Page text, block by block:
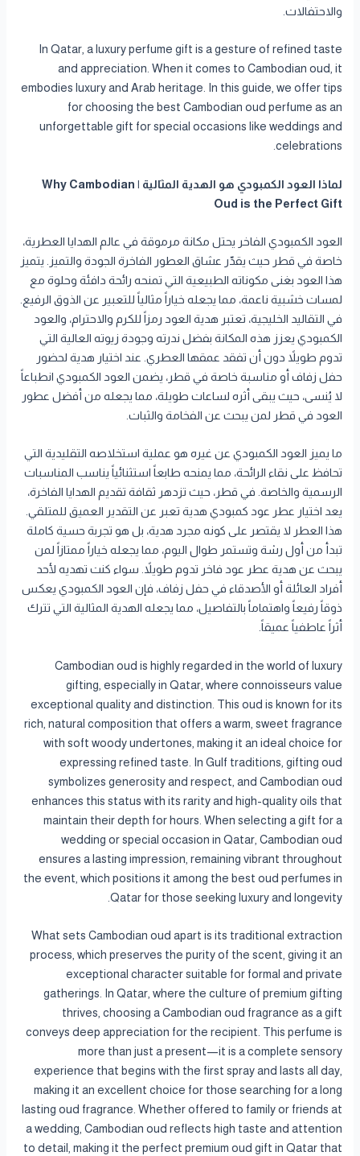
والاحتفالات.
In Qatar, a luxury perfume gift is a gesture of refined taste
and appreciation. When it comes to Cambodian oud, it
embodies luxury and Arab heritage. In this guide, we offer tips
for choosing the best Cambodian oud perfume as an
unforgettable gift for special occasions like weddings and
celebrations.
لماذا العود الكمبودي هو الهدية المثالية | Why Cambodian
Oud is the Perfect Gift
العود الكمبودي الفاخر يحتل مكانة مرموقة في عالم الهدايا العطرية،
خاصة في قطر حيث يقدّر عشاق العطور الفاخرة الجودة والتميز. يتميز
هذا العود بغنى مكوناته الطبيعية التي تمنحه رائحة دافئة وحلوة مع
لمسات خشبية ناعمة، مما يجعله خياراً مثالياً للتعبير عن الذوق الرفيع.
في التقاليد الخليجية، تعتبر هدية العود رمزاً للكرم والاحترام، والعود
الكمبودي يعزز هذه المكانة بفضل ندرته وجودة زيوته العالية التي
تدوم طويلاً دون أن تفقد عمقها العطري. عند اختيار هدية لحضور
حفل زفاف أو مناسبة خاصة في قطر، يضمن العود الكمبودي انطباعاً
لا يُنسى، حيث يبقى أثره لساعات طويلة، مما يجعله من أفضل عطور
العود في قطر لمن يبحث عن الفخامة والثبات.
ما يميز العود الكمبودي عن غيره هو عملية استخلاصه التقليدية التي
تحافظ على نقاء الرائحة، مما يمنحه طابعاً استثنائياً يناسب المناسبات
الرسمية والخاصة. في قطر، حيث تزدهر ثقافة تقديم الهدايا الفاخرة،
يعد اختيار عطر عود كمبودي هدية تعبر عن التقدير العميق للمتلقي.
هذا العطر لا يقتصر على كونه مجرد هدية، بل هو تجربة حسية كاملة
تبدأ من أول رشة وتستمر طوال اليوم، مما يجعله خياراً ممتازاً لمن
يبحث عن هدية عطر عود فاخر تدوم طويلاً. سواء كنت تهديه لأحد
أفراد العائلة أو الأصدقاء في حفل زفاف، فإن العود الكمبودي يعكس
ذوقاً رفيعاً واهتماماً بالتفاصيل، مما يجعله الهدية المثالية التي تترك
أثراً عاطفياً عميقاً.
Cambodian oud is highly regarded in the world of luxury
gifting, especially in Qatar, where connoisseurs value
exceptional quality and distinction. This oud is known for its
rich, natural composition that offers a warm, sweet fragrance
with soft woody undertones, making it an ideal choice for
expressing refined taste. In Gulf traditions, gifting oud
symbolizes generosity and respect, and Cambodian oud
enhances this status with its rarity and high-quality oils that
maintain their depth for hours. When selecting a gift for a
wedding or special occasion in Qatar, Cambodian oud
ensures a lasting impression, remaining vibrant throughout
the event, which positions it among the best oud perfumes in
Qatar for those seeking luxury and longevity.
What sets Cambodian oud apart is its traditional extraction
process, which preserves the purity of the scent, giving it an
exceptional character suitable for formal and private
gatherings. In Qatar, where the culture of premium gifting
thrives, choosing a Cambodian oud fragrance as a gift
conveys deep appreciation for the recipient. This perfume is
more than just a present—it is a complete sensory
experience that begins with the first spray and lasts all day,
making it an excellent choice for those searching for a long
lasting oud fragrance. Whether offered to family or friends at
a wedding, Cambodian oud reflects high taste and attention
to detail, making it the perfect premium oud gift in Qatar that